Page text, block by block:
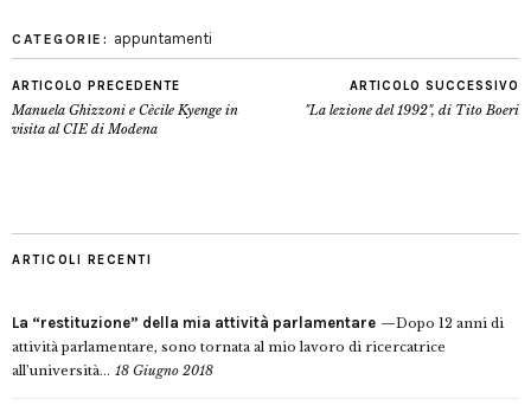
CATEGORIE: appuntamenti
ARTICOLO PRECEDENTE
Manuela Ghizzoni e Cècile Kyenge in
visita al CIE di Modena
ARTICOLO SUCCESSIVO
"La lezione del 1992", di Tito Boeri
ARTICOLI RECENTI
La “restituzione” della mia attività parlamentare
Dopo 12 anni di
attività parlamentare, sono tornata al mio lavoro di ricercatrice
all’università... 18 Giugno 2018